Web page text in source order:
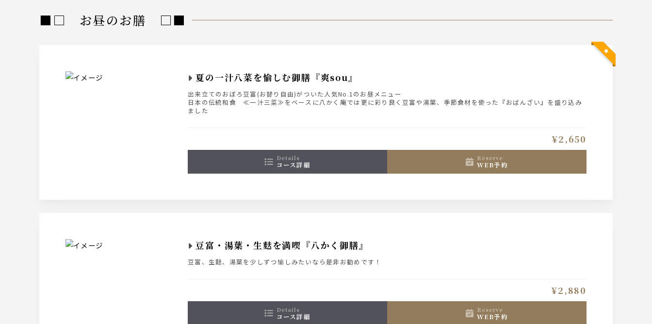
■□ お昼のお膳 □■
夏の一汁八菜を愉しむ御膳『爽sou』
出来立てのおぼろ豆富(お替り自由)がついた人気No.1のお昼メニュー
日本の伝統和食 ≪一汁三菜≫をベースに八かく庵では更に彩り良く豆富や湯葉、季節食材を使った『おばんざい』を盛り込み
ました
¥2,650
details
コース詳細
reserve
WEB予約
豆富・湯葉・生麩を満喫『八かく御膳』
豆富、生麩、湯葉を少しずつ愉しみたいなら是非お勧めです！
¥2,880
details
コース詳細
reserve
WEB予約